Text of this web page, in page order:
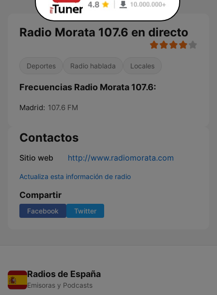
Radio Morata 107.6 en directo
Deportes Radio hablada Locales
Frecuencias Radio Morata 107.6:
Madrid: 107.6 FM
Contactos
Sitio web http://www.radiomorata.com
Actualiza esta información de radio
Compartir
Facebook Twitter
Radios de España
Emisoras y Podcasts